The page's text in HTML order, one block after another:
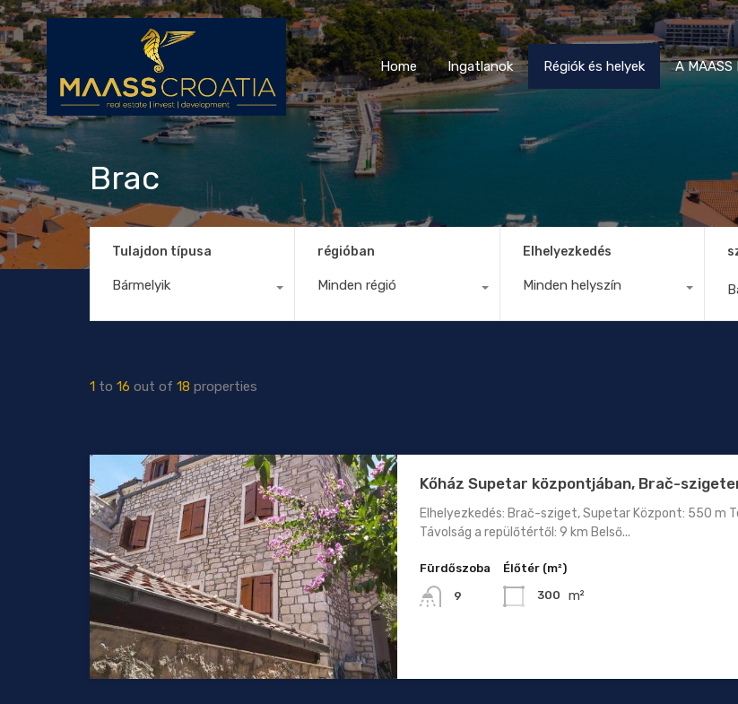
Home Ingatlanok Régiók és helyek A
Home Ingatlanok Régiók és helyek A
Brac
Tulajdon típusa
Bármelyik
régióban
Minden régió
Elhelyezkedés
Minden helyszín
1 to 16 out of 18 properties
Kőház Supetar központjában, Brač-
Elhelyezkedés: Brač-sziget, Supetar Központ: 550 m
Távolság a repülőtértől: 9 km Belső...
Fürdőszoba
9
Élőtér (m²)
300 m²